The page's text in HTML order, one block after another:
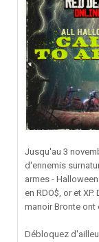
Jusqu'au 3
d'ennemis
armes -
en RDO$, or et
manoir Bronte ont
Débloquez